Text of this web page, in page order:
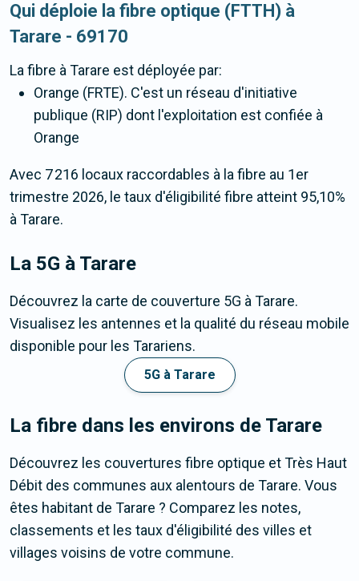
Qui déploie la fibre optique (FTTH) à
Tarare - 69170
La fibre à Tarare est déployée par:
Orange (FRTE). C'est un réseau d'initiative
publique (RIP) dont l'exploitation est confiée à
Orange
Avec 7 216 locaux raccordables à la fibre au 1er
trimestre 2026, le taux d'éligibilité fibre atteint 95,10%
à Tarare.
La 5G à Tarare
Découvrez la carte de couverture 5G à Tarare.
Visualisez les antennes et la qualité du réseau mobile
disponible pour les Tarariens.
5G à Tarare
La fibre dans les environs de Tarare
Découvrez les couvertures fibre optique et Très Haut
Débit des communes aux alentours de Tarare. Vous
êtes habitant de Tarare ? Comparez les notes,
classements et les taux d'éligibilité des villes et
villages voisins de votre commune.